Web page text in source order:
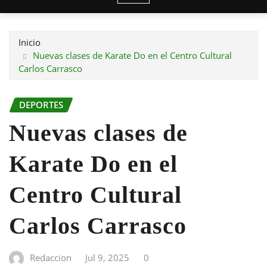
Inicio
Nuevas clases de Karate Do en el Centro Cultural
Carlos Carrasco
DEPORTES
Nuevas clases de
Karate Do en el
Centro Cultural
Carlos Carrasco
Redaccion Jul 9, 2025 0